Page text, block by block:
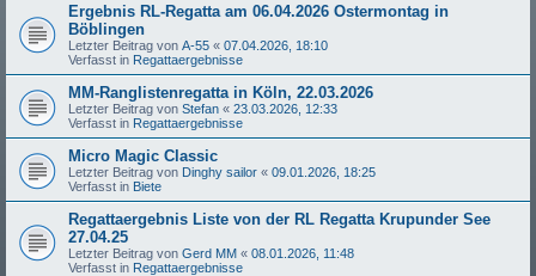
Ergebnis RL-Regatta am 06.04.2026 Ostermontag in
Böblingen
Letzter Beitrag von A-55 « 07.04.2026, 18:10
Verfasst in Regattaergebnisse
MM-Ranglistenregatta in Köln, 22.03.2026
Letzter Beitrag von Stefan « 23.03.2026, 12:33
Verfasst in Regattaergebnisse
Micro Magic Classic
Letzter Beitrag von Dinghy sailor « 09.01.2026, 18:25
Verfasst in Biete
Regattaergebnis Liste von der RL Regatta Krupunder See
27.04.25
Letzter Beitrag von Gerd MM « 08.01.2026, 11:48
Verfasst in Regattaergebnisse